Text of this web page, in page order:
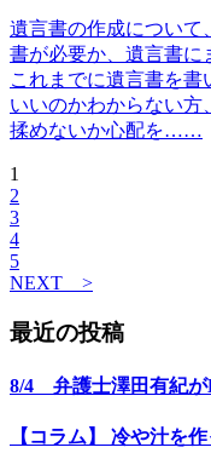
遺言書の作成について
書が必要か、遺言書に
これまでに遺言書を
いいのかわからない
揉めないか心配を……
1
2
3
4
5
NEXT >
最近の投稿
8/4 弁護士澤田有紀が
【コラム】 冷や汁を